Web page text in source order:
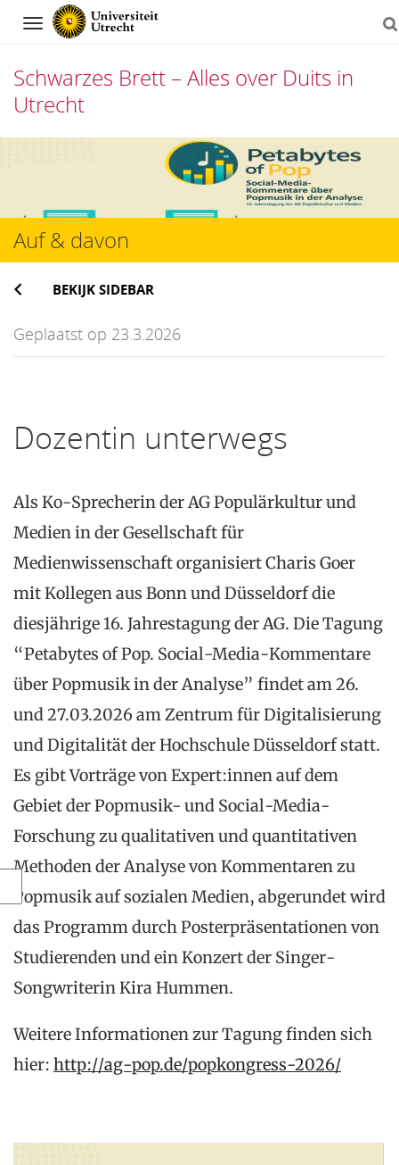
Navigation
Schwarzes Brett – Alles over Duits in
Utrecht
het
inhoud
Auf & davon
BEKIJK SIDEBAR
Geplaatst op 23.3.2026
Dozentin unterwegs
Als Ko-Sprecherin der AG Populärkultur und
Medien in der Gesellschaft für
Medienwissenschaft organisiert Charis Goer
mit Kollegen aus Bonn und Düsseldorf die
diesjährige 16. Jahrestagung der AG. Die Tagung
“Petabytes of Pop. Social-Media-Kommentare
über Popmusik in der Analyse” findet am 26.
und 27.03.2026 am Zentrum für Digitalisierung
und Digitalität der Hochschule Düsseldorf statt.
Es gibt Vorträge von Expert:innen auf dem
Gebiet der Popmusik- und Social-Media-
Forschung zu qualitativen und quantitativen
Methoden der Analyse von Kommentaren zu
Popmusik auf sozialen Medien, abgerundet wird
das Programm durch Posterpräsentationen von
Studierenden und ein Konzert der Singer-
Songwriterin Kira Hummen.
Weitere Informationen zur Tagung finden sich
hier: http://ag-pop.de/popkongress-2026/